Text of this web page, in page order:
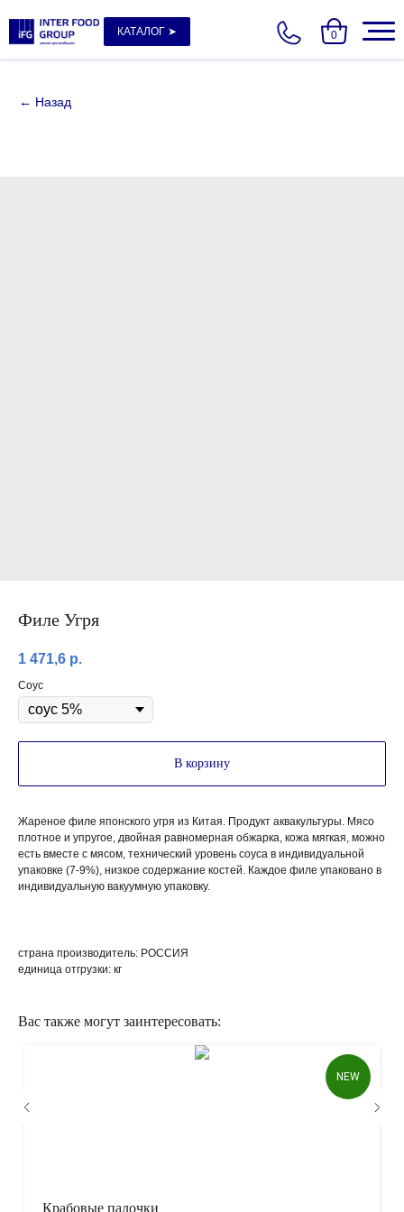
КАТАЛОГ ➤ 0
Филе Угря
1 471,6 р.
Соус
В корзину
Жареное филе японского угря из Китая. Продукт аквакультуры. Мясо
плотное и упругое, двойная равномерная обжарка, кожа мягкая, можно
есть вместе с мясом, технический уровень соуса в индивидуальной
упаковке (7-9%), низкое содержание костей. Каждое филе упаковано в
индивидуальную вакуумную упаковку.
страна производитель: РОССИЯ
единица отгрузки: кг
Вас также могут заинтересовать:
NEW
Крабовые палочки